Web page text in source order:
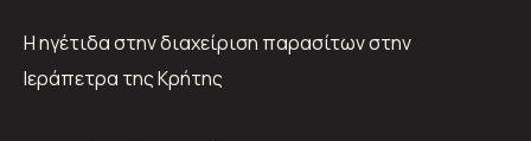
Η ηγέτιδα στην διαχείριση παρασίτων στην
Ιεράπετρα της Κρήτης